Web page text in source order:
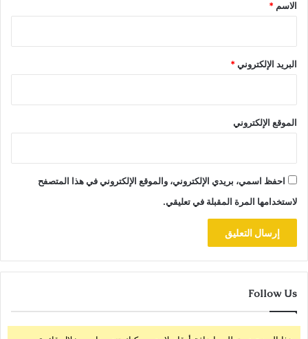
الاسم *
البريد الإلكتروني*
الموقع الإلكتروني
احفظ اسمي، بريدي الإلكتروني، والموقع الإلكتروني في هذا المتصفح
لاستخدامها المرة المقبلة في تعليقي.
Follow Us